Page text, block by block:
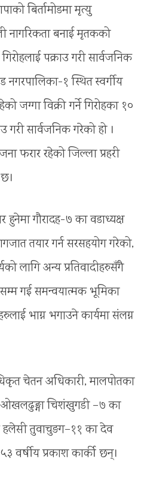
बिर्तामोडमा मृत्यु
बनाई मृतकको
पक्राउ गरी सार्वजनिक
नगरपालिका-१ स्थित स्वर्गीय
जग्गा विक्री गर्ने गिरोहका १०
गरी सार्वजनिक गरेको हो ।
फरार रहेको जिल्ला प्रहरी
हुनेमा गौरादह-७ का वडाध्यक्ष
तयार गर्न सरसहयोग गरेको,
लागि अन्य प्रतिवादीहरुसँगै
गई समन्वयात्मक भूमिका
भाग्न भगाउने कार्यमा संलग्न
चेतन अधिकारी, मालपोतका
ओखलढुङ्गा चिशंखुगडी –७ का
हलेसी तुवाचुङग–११ का देव
वर्षीय प्रकाश कार्की छन्।